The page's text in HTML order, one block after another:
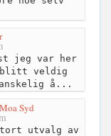
jeg var her
veldig
å...
Syd
utvalg av